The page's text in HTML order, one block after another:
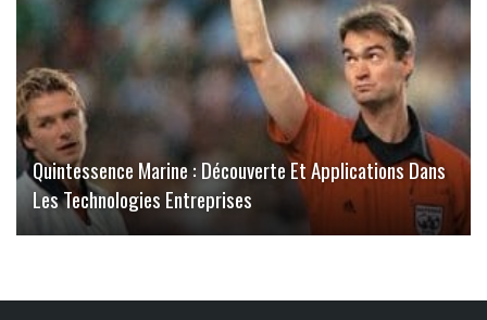
Quintessence Marine : Découverte Et Applications Dans
Les Technologies Entreprises